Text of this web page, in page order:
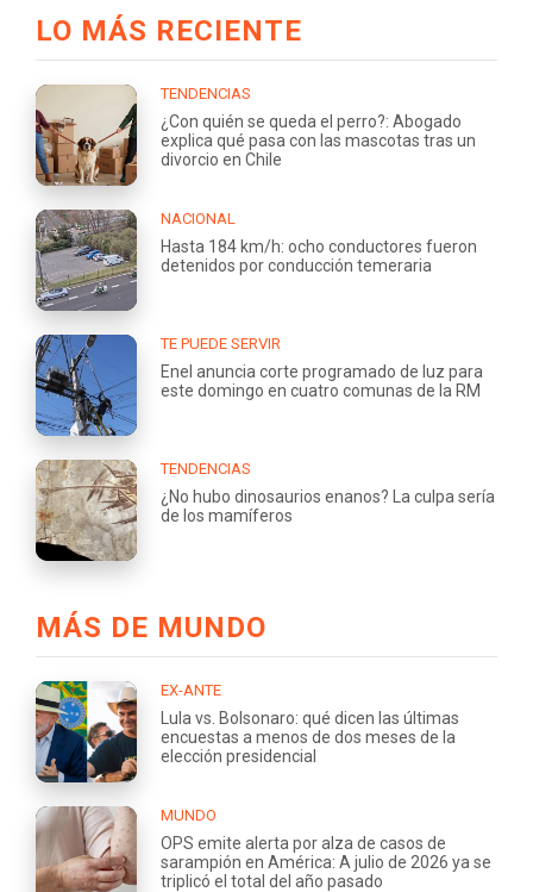
LO MÁS RECIENTE
TENDENCIAS
¿Con quién se queda el perro?: Abogado
explica qué pasa con las mascotas tras un
divorcio en Chile
NACIONAL
Hasta 184 km/h: ocho conductores fueron
detenidos por conducción temeraria
TE PUEDE SERVIR
Enel anuncia corte programado de luz para
este domingo en cuatro comunas de la RM
TENDENCIAS
¿No hubo dinosaurios enanos? La culpa sería
de los mamíferos
MÁS DE MUNDO
EX-ANTE
Lula vs. Bolsonaro: qué dicen las últimas
encuestas a menos de dos meses de la
elección presidencial
MUNDO
OPS emite alerta por alza de casos de
sarampión en América: A julio de 2026 ya se
triplicó el total del año pasado